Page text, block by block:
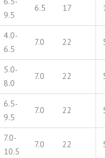
9.5
6.5 17
4.0-
6.5
7.0 22
5.0-
8.0
7.0 22
6.5-
9.5
7.0 22
7.0-
10.5
7.0 22